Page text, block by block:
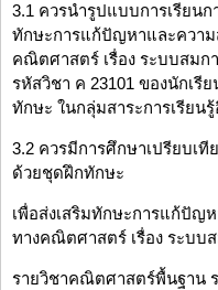
3.1 ควรนำรูปแบบการเรียน
ทักษะการแก้ปัญหาและความ
คณิตศาสตร์ เรื่อง ระบบสมก
รหัสวิชา ค 23101 ของนักเ
ทักษะ ในกลุ่มสาระการเรียน
3.2 ควรมีการศึกษาเปรียบเที
ด้วยชุดฝึกทักษะ
เพื่อส่งเสริมทักษะการแก้ปัญ
ทางคณิตศาสตร์ เรื่อง ระบบส
รายวิชาคณิตศาสตร์พื้นฐาน